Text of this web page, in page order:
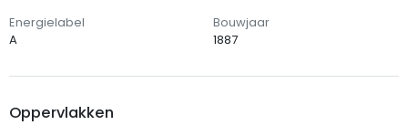
Energielabel
A
Bouwjaar
1887
Oppervlakken